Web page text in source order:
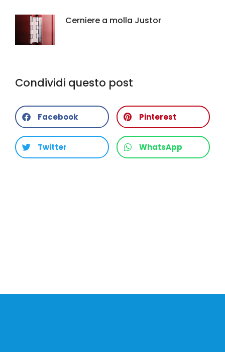
Cerniere a molla Justor
Condividi questo post
Facebook Pinterest
Twitter WhatsApp